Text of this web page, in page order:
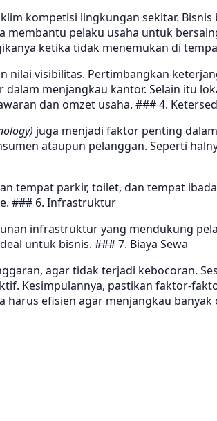
kompetisi lingkungan sekitar.
membantu pelaku usaha untuk
ketika tidak menemukan di
nilai visibilitas. Pertimbangkan
menjangkau kantor. Selain itu
dan omzet usaha. ### 4.
juga menjadi faktor penting
ataupun pelanggan. Seperti
tempat parkir, toilet, dan tempat
### 6. Infrastruktur
infrastruktur yang mendukung
untuk bisnis. ### 7. Biaya Sewa
agar tidak terjadi kebocoran.
Kesimpulannya, pastikan faktor-
efisien agar menjangkau